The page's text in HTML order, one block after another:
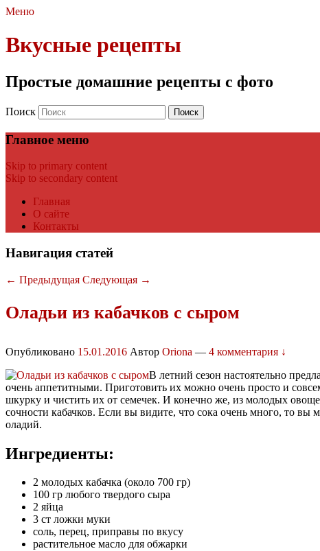
Меню
Вкусные рецепты
Простые домашние рецепты с фото
Поиск
Главное меню
Skip to primary content
Skip to secondary content
Главная
О сайте
Контакты
Навигация статей
← Предыдущая Следующая →
Оладьи из кабачков с сыром
Опубликовано 15.01.2016 Автор Oriona — 4 комментария ↓
В летний сезон настоятельно
очень аппетитными. Приготовить их можно очень просто и
шкурку и чистить их от семечек. И конечно же, из молодых
сочности кабачков. Если вы видите, что сока очень много, то
оладий.
Ингредиенты:
2 молодых кабачка (около 700 гр)
100 гр любого твердого сыра
2 яйца
3 ст ложки муки
соль, перец, приправы по вкусу
растительное масло для обжарки